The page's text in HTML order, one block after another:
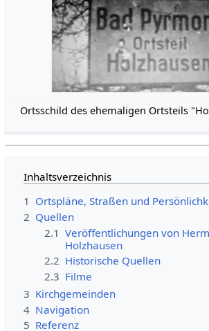
Ortsschild des ehemaligen Ortsteils
Inhaltsverzeichnis
1 Ortspläne, Straßen und
2 Quellen
2.1 Veröffentlichungen von
Holzhausen
2.2 Historische Quellen
2.3 Filme
3 Kirchgemeinden
4 Navigation
5 Referenz